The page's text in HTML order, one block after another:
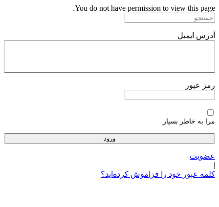
پرش
به
You do not have permission to view this page.
آدرس ایمیل
رمز عبور
مرا به خاطر بسپار
عضویت
|
کلمه عبور خود را فراموش کرده‌اید؟